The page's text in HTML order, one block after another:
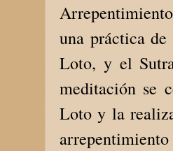
una práctica
Loto, y el
meditación se
Loto y la